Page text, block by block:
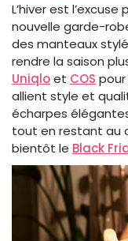
L’hiver est
nouvelle garde-
des manteaux
rendre la saison
Uniqloet COS pour
allient style et
écharpes
tout en restant au
bientôt le Black